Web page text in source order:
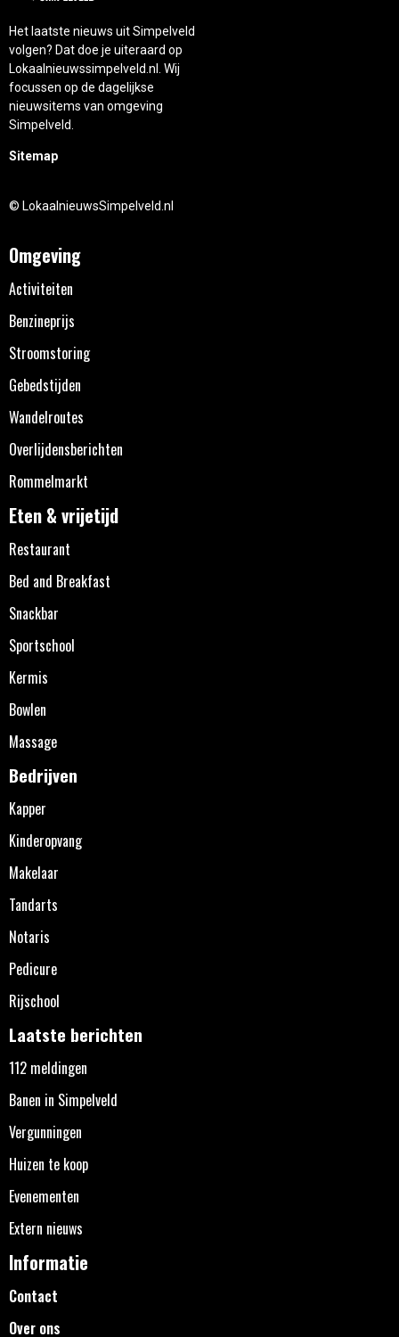
Het laatste nieuws uit Simpelveld
volgen? Dat doe je uiteraard op
Lokaalnieuwssimpelveld.nl. Wij
focussen op de dagelijkse
nieuwsitems van omgeving
Simpelveld.
Sitemap
© LokaalnieuwsSimpelveld.nl
Omgeving
Activiteiten
Benzineprijs
Stroomstoring
Gebedstijden
Wandelroutes
Overlijdensberichten
Rommelmarkt
Eten & vrijetijd
Restaurant
Bed and Breakfast
Snackbar
Sportschool
Kermis
Bowlen
Massage
Bedrijven
Kapper
Kinderopvang
Makelaar
Tandarts
Notaris
Pedicure
Rijschool
Laatste berichten
112 meldingen
Banen in Simpelveld
Vergunningen
Huizen te koop
Evenementen
Extern nieuws
Informatie
Contact
Over ons